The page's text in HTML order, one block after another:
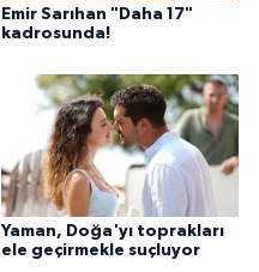
Emir Sarıhan "Daha 17"
kadrosunda!
Yaman, Doğa'yı toprakları
ele geçirmekle suçluyor